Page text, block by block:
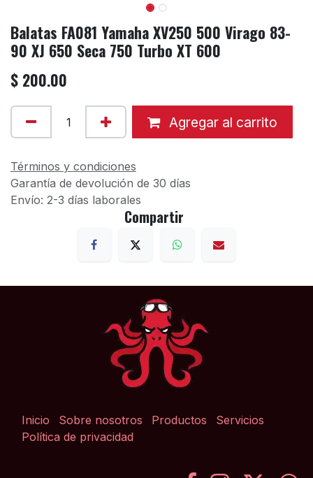
Balatas FA081 Yamaha XV250 500 Virago 83-
90 XJ 650 Seca 750 Turbo XT 600
$ 200.00
Agregar al carrito
Términos y condiciones
Garantía de devolución de 30 días
Envío: 2-3 días laborales
Compartir
Inicio Sobre nosotros Productos
Servicios
Política de privacidad